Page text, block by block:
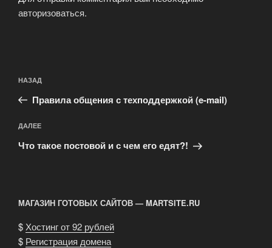
авторизоваться.
по
записям
Предыдущая
запись:
НАЗАД
Правила общения с техподдержкой (e-mail)
Следующая
запись
ДАЛЕЕ
Что такое постовой и с чем его едят?!
МАГАЗИН ГОТОВЫХ САЙТОВ — MARTSITE.RU
$ Хостинг от 92 рублей
$ Регистрация домена